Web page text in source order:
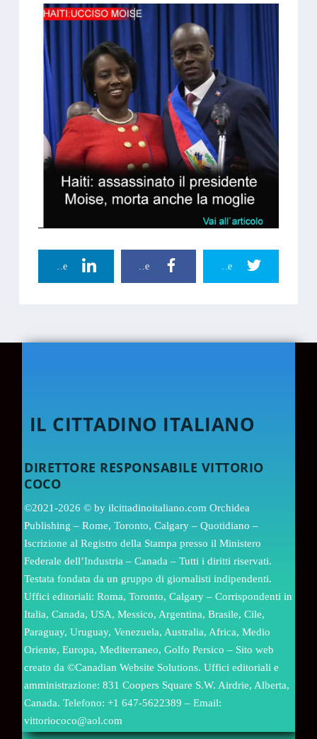
Twitter Share
Facebook Share
IL CITTADINO ITALIANO
DIRETTORE RESPONSABILE VITTORIO
COCO
©2021-2026 © by ilcittadinoitaliano.com Orchidea
Publishing – Rome, Toronto, Calgary – Quotidiano –
Iscrizione al Registro della Stampa presso il Ministero
Federale dell’Industria – Canada – Tutti i diritti riservati.
Testata fondata da un gruppo di giornalisti indipendenti.
Uffici editoriali: Roma, Toronto, Calgary – Corrispondenti in
Italia, Canada, USA, Messico, Argentina, Brasile, Cile,
Paraguay, Uruguay, Venezuela, Australia, Africa, Medio
Oriente, Europa, Mediterraneo, Golfo Persico – Sito web
creato da ©Canadian Website Solutions. Uffici editoriali e
amministrazione: 831 Coopers Square S.W. Airdrie, Alberta,
Canada. Telefono: +1 647-5622389 – Email:
vittoriococo@aol.com